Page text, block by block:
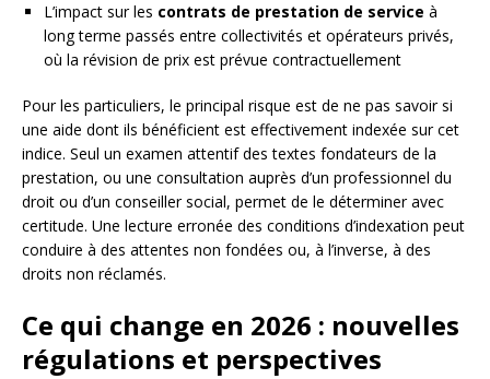
L’impact sur les contrats de prestation de service à
long terme passés entre collectivités et opérateurs privés,
où la révision de prix est prévue contractuellement
Pour les particuliers, le principal risque est de ne pas savoir si
une aide dont ils bénéficient est effectivement indexée sur cet
indice. Seul un examen attentif des textes fondateurs de la
prestation, ou une consultation auprès d’un professionnel du
droit ou d’un conseiller social, permet de le déterminer avec
certitude. Une lecture erronée des conditions d’indexation peut
conduire à des attentes non fondées ou, à l’inverse, à des
droits non réclamés.
Ce qui change en 2026 : nouvelles
régulations et perspectives